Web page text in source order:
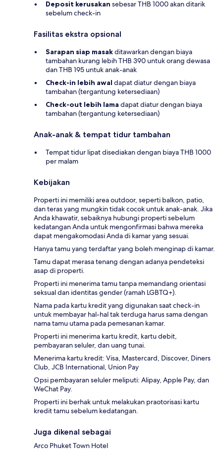
Deposit kerusakan sebesar THB 1000 akan ditarik
sebelum check-in
Fasilitas ekstra opsional
Sarapan siap masakditawarkan dengan biaya
tambahan kurang lebih THB 390 untuk orang dewasa
dan THB 195 untuk anak-anak
Check-in lebih awal dapat diatur dengan biaya
tambahan (tergantung ketersediaan)
Check-out lebih lama dapat diatur dengan biaya
tambahan (tergantung ketersediaan)
Anak-anak & tempat tidur tambahan
Tempat tidur lipat disediakan dengan biaya THB 1000
per malam
Kebijakan
Properti ini memiliki area outdoor, seperti balkon, patio,
dan teras yang mungkin tidak cocok untuk anak-anak. Jika
Anda khawatir, sebaiknya hubungi properti sebelum
kedatangan Anda untuk mengonfirmasi bahwa mereka
dapat mengakomodasi Anda di kamar yang sesuai.
Hanya tamu yang terdaftar yang boleh menginap di kamar.
Tamu dapat merasa tenang dengan adanya pendeteksi
asap di properti.
Properti ini menerima tamu tanpa memandang orientasi
seksual dan identitas gender (ramah LGBTQ+).
Nama pada kartu kredit yang digunakan saat check-in
untuk membayar hal-hal tak terduga harus sama dengan
nama tamu utama pada pemesanan kamar.
Properti ini menerima kartu kredit, kartu debit,
pembayaran seluler, dan uang tunai.
Menerima kartu kredit: Visa, Mastercard, Discover, Diners
Club, JCB International, Union Pay
Opsi pembayaran seluler meliputi: Alipay, Apple Pay, dan
WeChat Pay.
Properti ini berhak untuk melakukan praotorisasi kartu
kredit tamu sebelum kedatangan.
Juga dikenal sebagai
Arco Phuket Town Hotel